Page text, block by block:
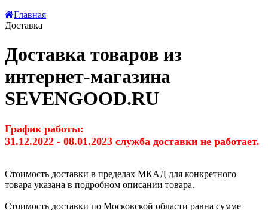
Главная
Доставка
Доставка товаров из
интернет-магазина
SEVENGOOD.RU
График работы:
31.12.2022 - 08.01.2023 служба доставки не работает.
Стоимость доставки в пределах МКАД для конкретного
товара указана в подробном описании товара.
Cтоимость доставки по Московской области равна сумме